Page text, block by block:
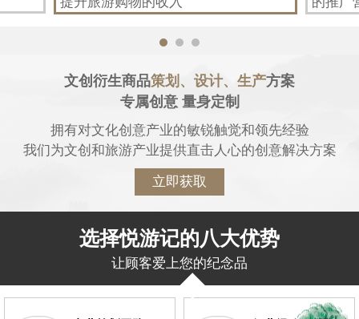
文创衍生商品策划、设计、生产方案
专属创意 量身定制
拥有对文化创意产业的敏锐触觉和领先经验
我们为文创和旅游产业提供直击人心的创意解决方案
立即获取
选择悦游记的八大优势
让顾客爱上您的纪念品